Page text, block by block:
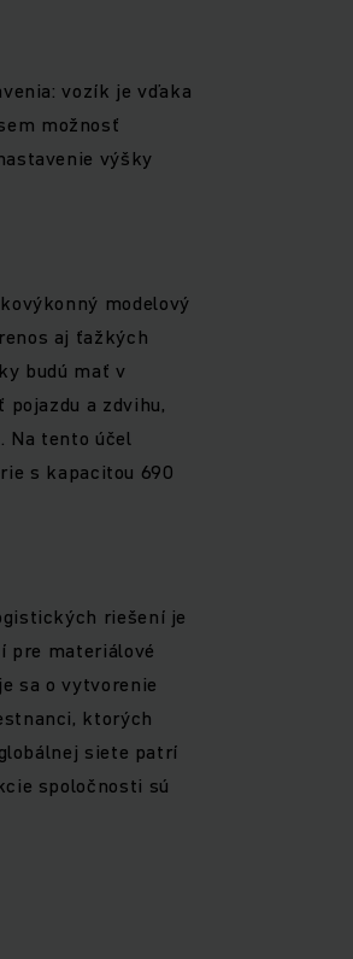
vozík je vďaka
možnosť
výšky
modelový
aj ťažkých
budú mať v
a zdvihu,
Na tento účel
s kapacitou 690
riešení je
pre materiálové
sa o vytvorenie
ktorých
siete patrí
spoločnosti sú